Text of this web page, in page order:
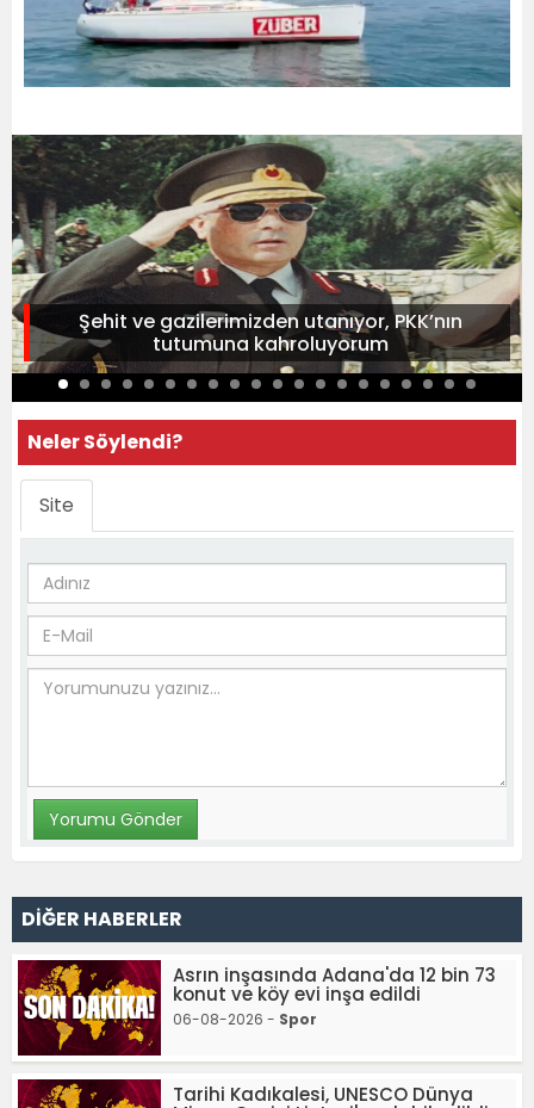
Şehit ve gazilerimizden utanıyor, PKK’nın
tutumuna kahroluyorum
Neler Söylendi?
Site
DİĞER HABERLER
Asrın inşasında Adana'da 12 bin 73
konut ve köy evi inşa edildi
06-08-2026 - Spor
Tarihi Kadıkalesi, UNESCO Dünya